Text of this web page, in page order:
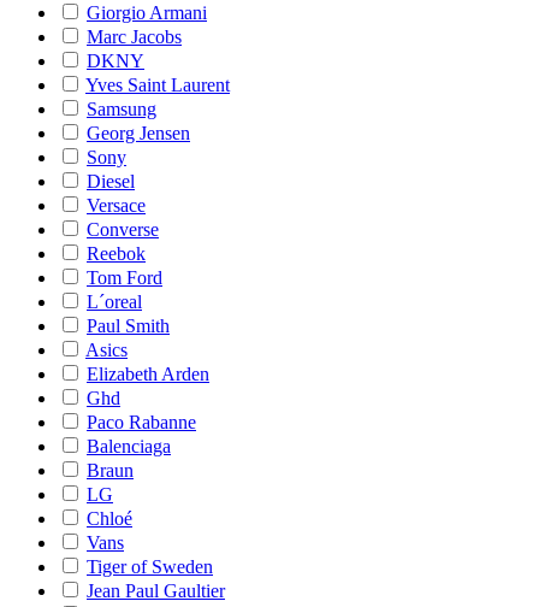
Giorgio Armani
Marc Jacobs
DKNY
Yves Saint Laurent
Samsung
Georg Jensen
Sony
Diesel
Versace
Converse
Reebok
Tom Ford
L´oreal
Paul Smith
Asics
Elizabeth Arden
Ghd
Paco Rabanne
Balenciaga
Braun
LG
Chloé
Vans
Tiger of Sweden
Jean Paul Gaultier